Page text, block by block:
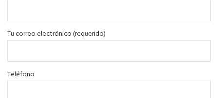
Tu correo electrónico (requerido)
Teléfono